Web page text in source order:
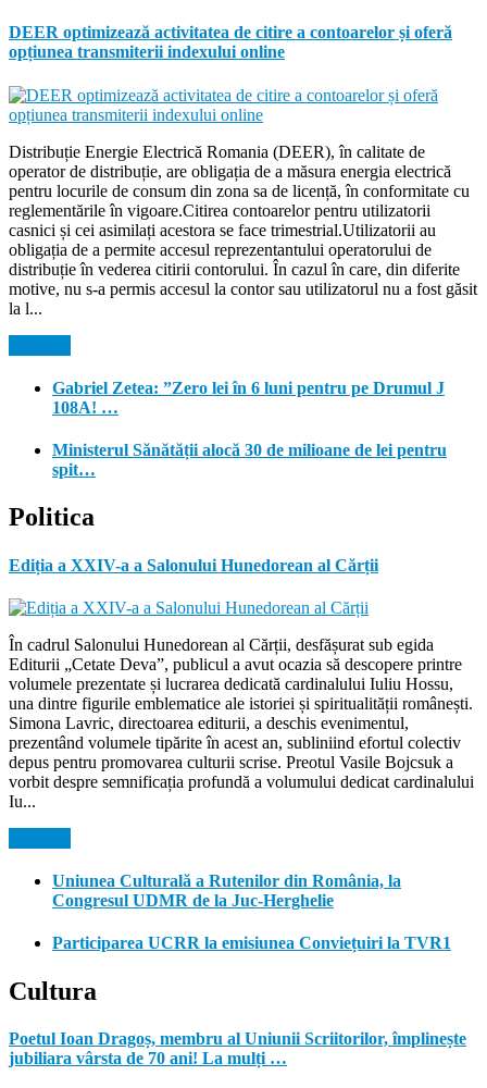
DEER optimizează activitatea de citire a contoarelor și oferă
opțiunea transmiterii indexului online
Distribuție Energie Electrică Romania (DEER), în calitate de
operator de distribuție, are obligația de a măsura energia electrică
pentru locurile de consum din zona sa de licență, în conformitate cu
reglementările în vigoare.Citirea contoarelor pentru utilizatorii
casnici și cei asimilați acestora se face trimestrial.Utilizatorii au
obligația de a permite accesul reprezentantului operatorului de
distribuție în vederea citirii contorului. În cazul în care, din diferite
motive, nu s-a permis accesul la contor sau utilizatorul nu a fost găsit
la l...
Gabriel Zetea: ”Zero lei în 6 luni pentru pe Drumul J
108A! …
Ministerul Sănătății alocă 30 de milioane de lei pentru
spit…
Politica
Ediția a XXIV-a a Salonului Hunedorean al Cărții
În cadrul Salonului Hunedorean al Cărții, desfășurat sub egida
Editurii „Cetate Deva”, publicul a avut ocazia să descopere printre
volumele prezentate și lucrarea dedicată cardinalului Iuliu Hossu,
una dintre figurile emblematice ale istoriei și spiritualității românești.
Simona Lavric, directoarea editurii, a deschis evenimentul,
prezentând volumele tipărite în acest an, subliniind efortul colectiv
depus pentru promovarea culturii scrise. Preotul Vasile Bojcsuk a
vorbit despre semnificația profundă a volumului dedicat cardinalului
Iu...
Uniunea Culturală a Rutenilor din România, la
Congresul UDMR de la Juc-Herghelie
Participarea UCRR la emisiunea Conviețuiri la TVR1
Cultura
Poetul Ioan Dragoș, membru al Uniunii Scriitorilor, împlinește
jubiliara vârsta de 70 ani! La mulți …